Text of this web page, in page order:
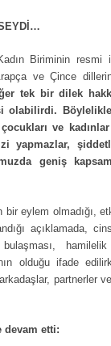
Biriminin resmi
ve Çince
tek bir dilek
olabilirdi.
ve
yapmazlar,
geniş
bir eylem olmadığı,
açıklamada,
bulaşması,
olduğu ifade
partnerler
devam etti: